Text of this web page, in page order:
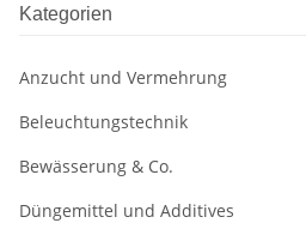
Kategorien
Anzucht und Vermehrung
Beleuchtungstechnik
Bewässerung & Co.
Düngemittel und Additives